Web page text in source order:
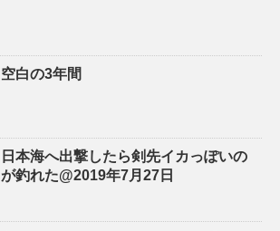
空白の3年間
日本海へ出撃したら剣先イカっぽいの
が釣れた@2019年7月27日